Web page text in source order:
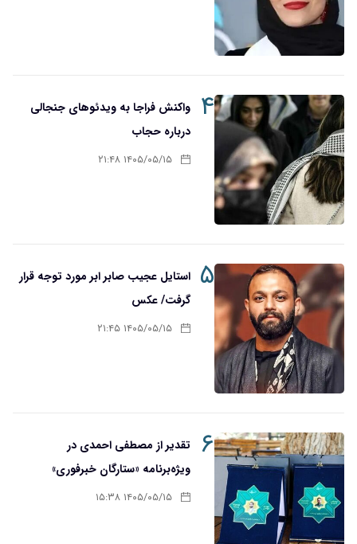
۴
واکنش فراجا به ویدئوهای جنجالی
درباره حجاب
۱۴۰۵/۰۵/۱۵ ۲۱:۴۸
۵ استایل عجیب صابر ابر مورد توجه قرار
گرفت/ عکس
۱۴۰۵/۰۵/۱۵ ۲۱:۴۵
۶
تقدیر از مصطفی احمدی در
ویژه‌برنامه «ستارگان خبرفوری»
۱۴۰۵/۰۵/۱۵ ۱۵:۳۸